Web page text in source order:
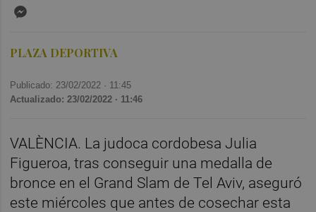
PLAZA DEPORTIVA
Publicado: 23/02/2022 · 11:45
Actualizado: 23/02/2022 · 11:46
VALÈNCIA. La judoca cordobesa Julia
Figueroa, tras conseguir una medalla de
bronce en el Grand Slam de Tel Aviv, aseguró
este miércoles que antes de cosechar esta